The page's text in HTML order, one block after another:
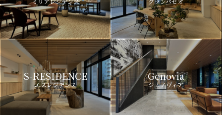
S-RESIDENCE
エスレジデンス
Genovia
ジェノヴィア